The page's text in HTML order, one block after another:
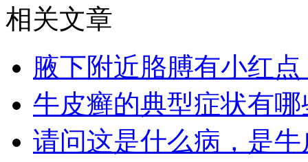
相关文章
腋下附近胳膊有小红
牛皮癣的典型症状有哪
请问这是什么病，是